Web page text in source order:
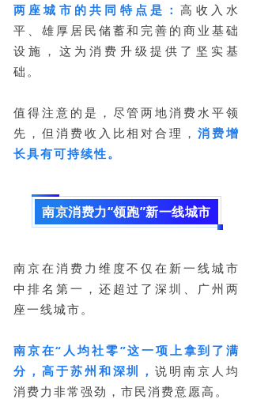
两座城市的共同特点是：高收入水
平、雄厚居民储蓄和完善的商业基础
设施，这为消费升级提供了坚实基
础。
值得注意的是，尽管两地消费水平领
先，但消费收入比相对合理，消费增
长具有可持续性。
南京消费力“领跑”新一线城市
南京在消费力维度不仅在新一线城市
中排名第一，还超过了深圳、广州两
座一线城市。
南京在“人均社零”这一项上拿到了满
分，高于苏州和深圳，说明南京人均
消费力非常强劲，市民消费意愿高。